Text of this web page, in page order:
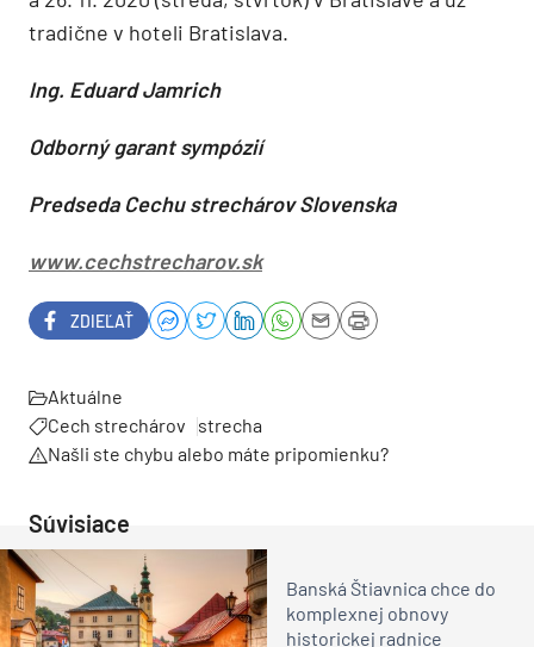
tradične v hoteli Bratislava.
Ing. Eduard Jamrich
Odborný garant sympózií
Predseda Cechu strechárov Slovenska
www.cechstrecharov.sk
ZDIEĽAŤ
Aktuálne
Cech strechárov
strecha
Našli ste chybu alebo máte pripomienku?
Súvisiace
Banská Štiavnica chce do
komplexnej obnovy
historickej radnice